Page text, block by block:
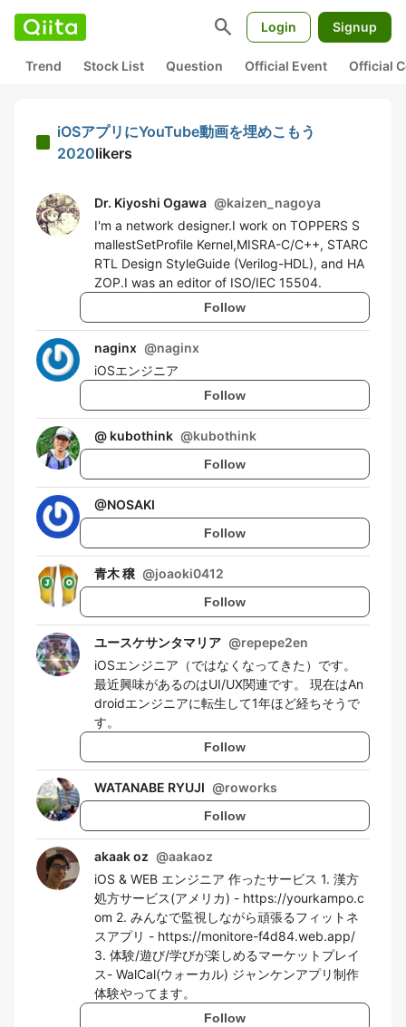
search Login Signup
Trend Stock List Question Official Event Official
iOSアプリにYouTube動画を埋めこもう
2020likers
Dr. Kiyoshi Ogawa @kaizen_nagoya
I'm a network designer.I work on TOPPERS S
mallestSetProfile Kernel,MISRA-C/C++, STARC
RTL Design StyleGuide (Verilog-HDL), and HA
ZOP.I was an editor of ISO/IEC 15504.
Follow
naginx @naginx
iOSエンジニア
Follow
@ kubothink @kubothink
Follow
@NOSAKI
Follow
青木 穣 @joaoki0412
Follow
ユースケサンタマリア @repepe2en
iOSエンジニア（ではなくなってきた）です。
最近興味があるのはUI/UX関連です。 現在はAn
droidエンジニアに転生して1年ほど経ちそうで
す。
Follow
WATANABE RYUJI @roworks
Follow
akaak oz @aakaoz
iOS & WEB エンジニア 作ったサービス 1. 漢方
処方サービス(アメリカ) - https://yourkampo.c
om 2. みんなで監視しながら頑張るフィットネ
スアプリ - https://monitore-f4d84.web.app/
3. 体験/遊び/学びが楽しめるマーケットプレイ
ス- WalCal(ウォーカル) ジャンケンアプリ制作
体験やってます。
Follow